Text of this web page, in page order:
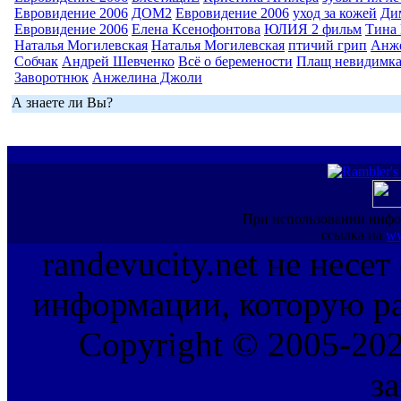
Евровидение 2006 ДОМ2 Евровидение 2006 уход за кожей
Евровидение 2006 Елена Ксенофонтова ЮЛИЯ 2 фильм Тина
Наталья Могилевская Наталья Могилевская птичий грип
Собчак Андрей Шевченко Всё о беремености Плащ невидимка
Заворотнюк Анжелина Джоли
А знаете ли Вы?
При использовании
ссылка на
randevucity.net не несет
информации, которую
Copyright © 2005-